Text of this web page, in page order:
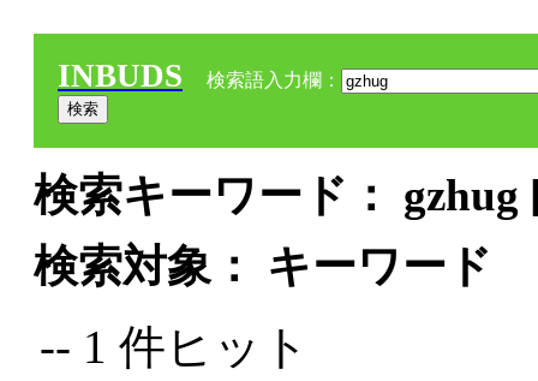
INBUDS 検索語入力欄：
検索キーワード： gzhug
検索対象： キーワード
-- 1 件ヒット